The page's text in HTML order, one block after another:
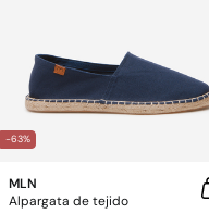
-63%
MLN
Alpargata de tejido